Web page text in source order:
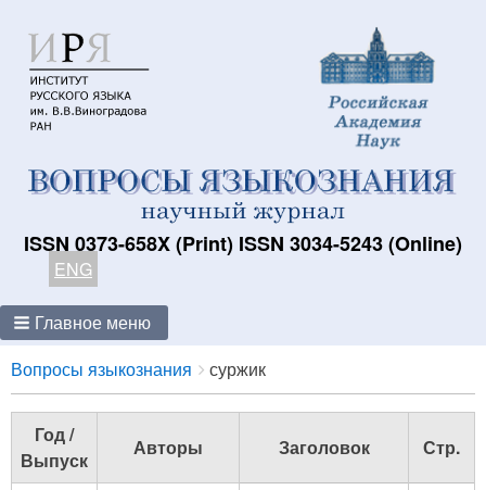
ISSN 0373-658X (Print) ISSN 3034-5243 (Online)
ENG
Главное меню
Breadcrumbs
You
are
here:
Вопросы языкознания суржик
Год /
Выпуск
Авторы Заголовок Стр.